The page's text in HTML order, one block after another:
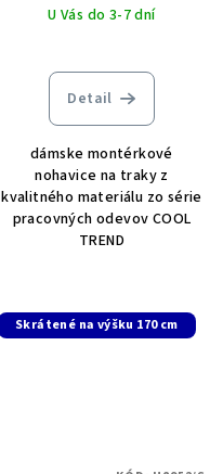
U Vás do 3-7 dní
Detail
dámske montérkové
nohavice na traky z
kvalitného materiálu zo série
pracovných odevov COOL
TREND
Skrátené na výšku 170 cm